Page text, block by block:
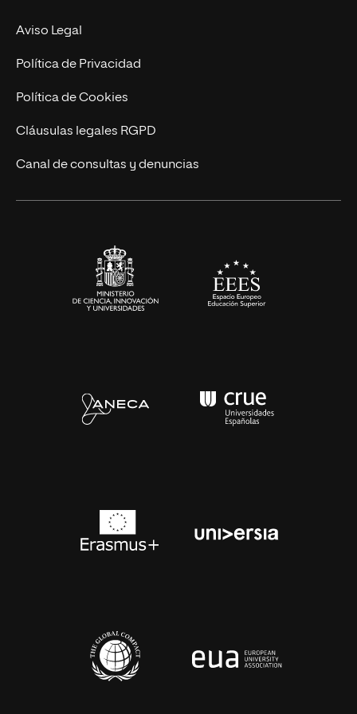
Experto Universitario
Postgrados
Cursos Universitarios
Nuestro Equipo
Trabaja en UNIR
Actualidad
UNIR Revista
Eventos
Aviso Legal
Política de Privacidad
Política de Cookies
Cláusulas legales RGPD
Canal de consultas y denuncias